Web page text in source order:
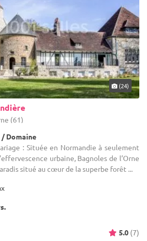
(24)
(61)
/ Domaine
: Située en Normandie à seulement
urbaine, Bagnoles de l’Orne
situé au cœur de la superbe forêt ...
5.0 (7)